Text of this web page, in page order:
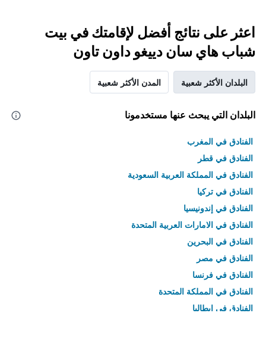
اعثر على نتائج أفضل لإقامتك في بيت
شباب هاي سان دييغو داون تاون
البلدان الأكثر شعبية المدن الأكثر شعبية
البلدان التي يبحث عنها مستخدمونا
الفنادق في المغرب
الفنادق في قطر
الفنادق في المملكة العربية السعودية
الفنادق في تركيا
الفنادق في إندونيسيا
الفنادق في الامارات العربية المتحدة
الفنادق في البحرين
الفنادق في مصر
الفنادق في فرنسا
الفنادق في المملكة المتحدة
الفنادق في إيطاليا